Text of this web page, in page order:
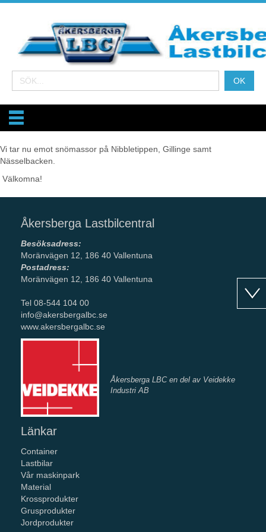
Vi tar nu emot snömassor på Nibbletippen, Gillinge samt
Nässelbacken.
Välkomna!
Åkersberga Lastbilcentral
Besöksadress:
Moränvägen 12, 186 40 Vallentuna
Postadress:
Moränvägen 12, 186 40 Vallentuna
Tel 08-544 104 00
info@akersbergalbc.se
www.akersbergalbc.se
Åkersberga LBC en del av Veidekke
Industri AB
Länkar
Container
Lastbilar
Vår maskinpark
Material
Krossprodukter
Grusprodukter
Jordprodukter